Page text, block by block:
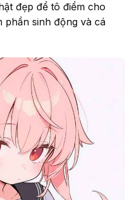
đẹp để tô điểm cho
phần sinh động và cá